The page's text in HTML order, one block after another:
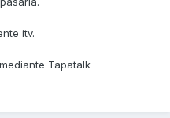
itv.
Tapatalk